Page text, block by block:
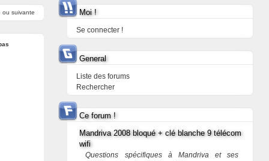
ou suivante Moi !
Se connecter !
General
Liste des forums
Rechercher
Ce forum !
Mandriva 2008 bloqué + clé blanche 9 télécom
wifi
Questions spécifiques à Mandriva et ses